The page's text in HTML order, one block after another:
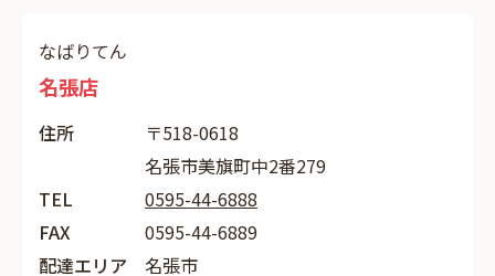
なばりてん
名張店
住所
〒518-0618
名張市美旗町中2番279
TEL
0595-44-6888
FAX
0595-44-6889
配達エリア
名張市